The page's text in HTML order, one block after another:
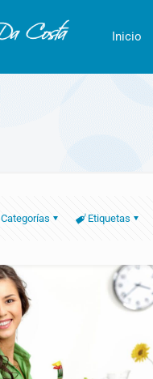
Inicio
Categorías Etiquetas